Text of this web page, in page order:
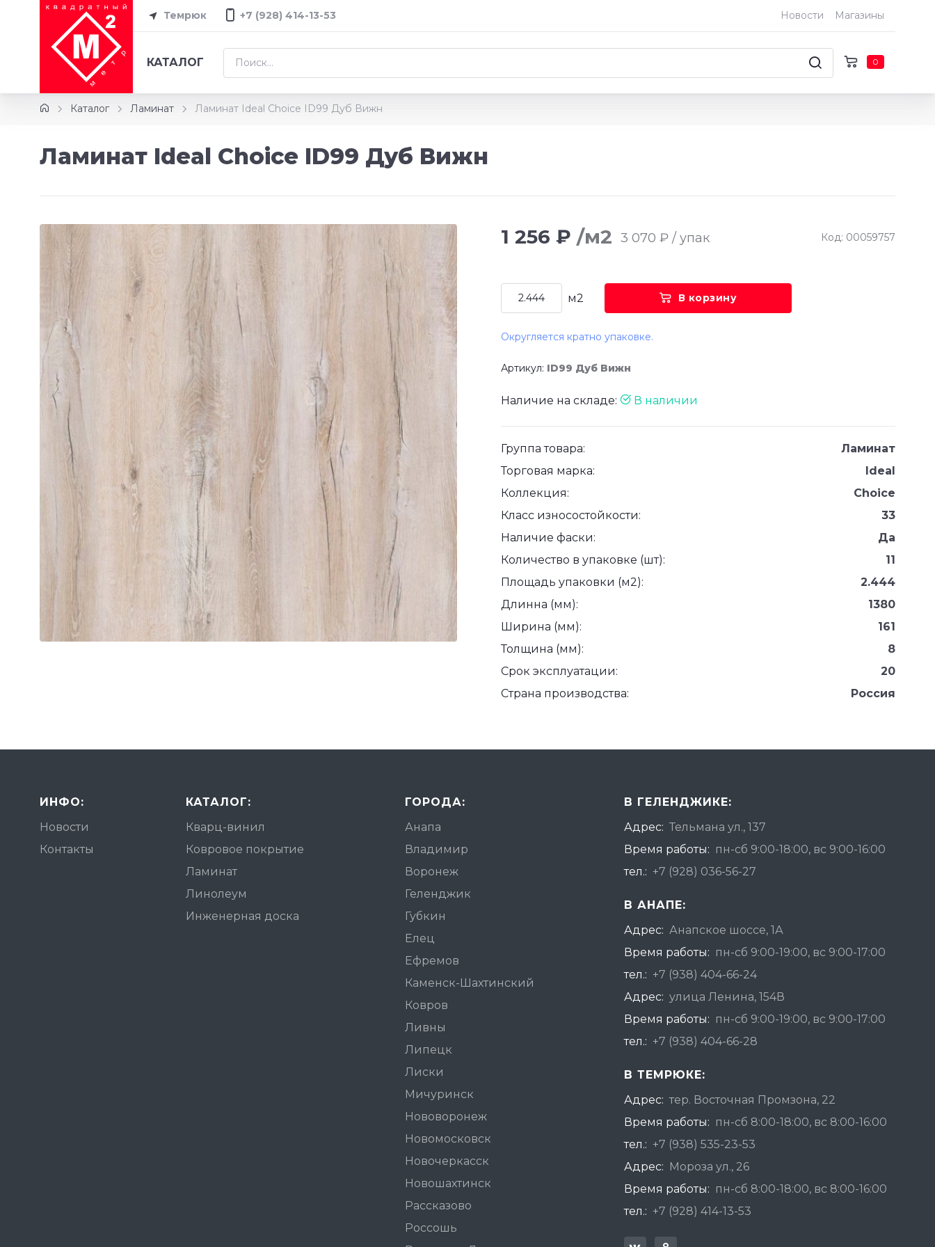
Темрюк +7 (928) 414-13-53 Новости Магазины
КАТАЛОГ 0
Каталог Ламинат Ламинат Ideal Choice ID99 Дуб Вижн
Ламинат Ideal Choice ID99 Дуб Вижн
1 256 ₽ /м2 3 070 ₽ / упак Код: 00059757
м2 В корзину
Округляется кратно упаковке.
Артикул: ID99 Дуб Вижн
Наличие на складе: В наличии
Группа товара:
Ламинат
Торговая марка:
Ideal
Коллекция:
Choice
Класс износостойкости:
33
Наличие фаски:
Да
Количество в упаковке (шт):
11
Площадь упаковки (м2):
2.444
Длинна (мм):
1380
Ширина (мм):
161
Толщина (мм):
8
Срок эксплуатации:
20
Страна производства:
Россия
ИНФО:
Новости
Контакты
КАТАЛОГ:
Кварц-винил
Ковровое покрытие
Ламинат
Линолеум
Инженерная доска
ГОРОДА:
Анапа
Владимир
Воронеж
Геленджик
Губкин
Елец
Ефремов
Каменск-Шахтинский
Ковров
Ливны
Липецк
Лиски
Мичуринск
Нововоронеж
Новомосковск
Новочеркасск
Новошахтинск
Рассказово
Россошь
В ГЕЛЕНДЖИКЕ:
Адрес: Тельмана ул., 137
Время работы: пн-сб 9:00-18:00, вс 9:00-16:00
тел.: +7 (928) 036-56-27
В АНАПЕ:
Адрес: Анапское шоссе, 1А
Время работы: пн-сб 9:00-19:00, вс 9:00-17:00
тел.: +7 (938) 404-66-24
Адрес: улица Ленина, 154В
Время работы: пн-сб 9:00-19:00, вс 9:00-17:00
тел.: +7 (938) 404-66-28
В ТЕМРЮКЕ:
Адрес: тер. Восточная Промзона, 22
Время работы: пн-сб 8:00-18:00, вс 8:00-16:00
тел.: +7 (938) 535-23-53
Адрес:
Мороза ул., 26
Время работы: пн-сб 8:00-18:00, вс 8:00-16:00
тел.: +7 (928) 414-13-53